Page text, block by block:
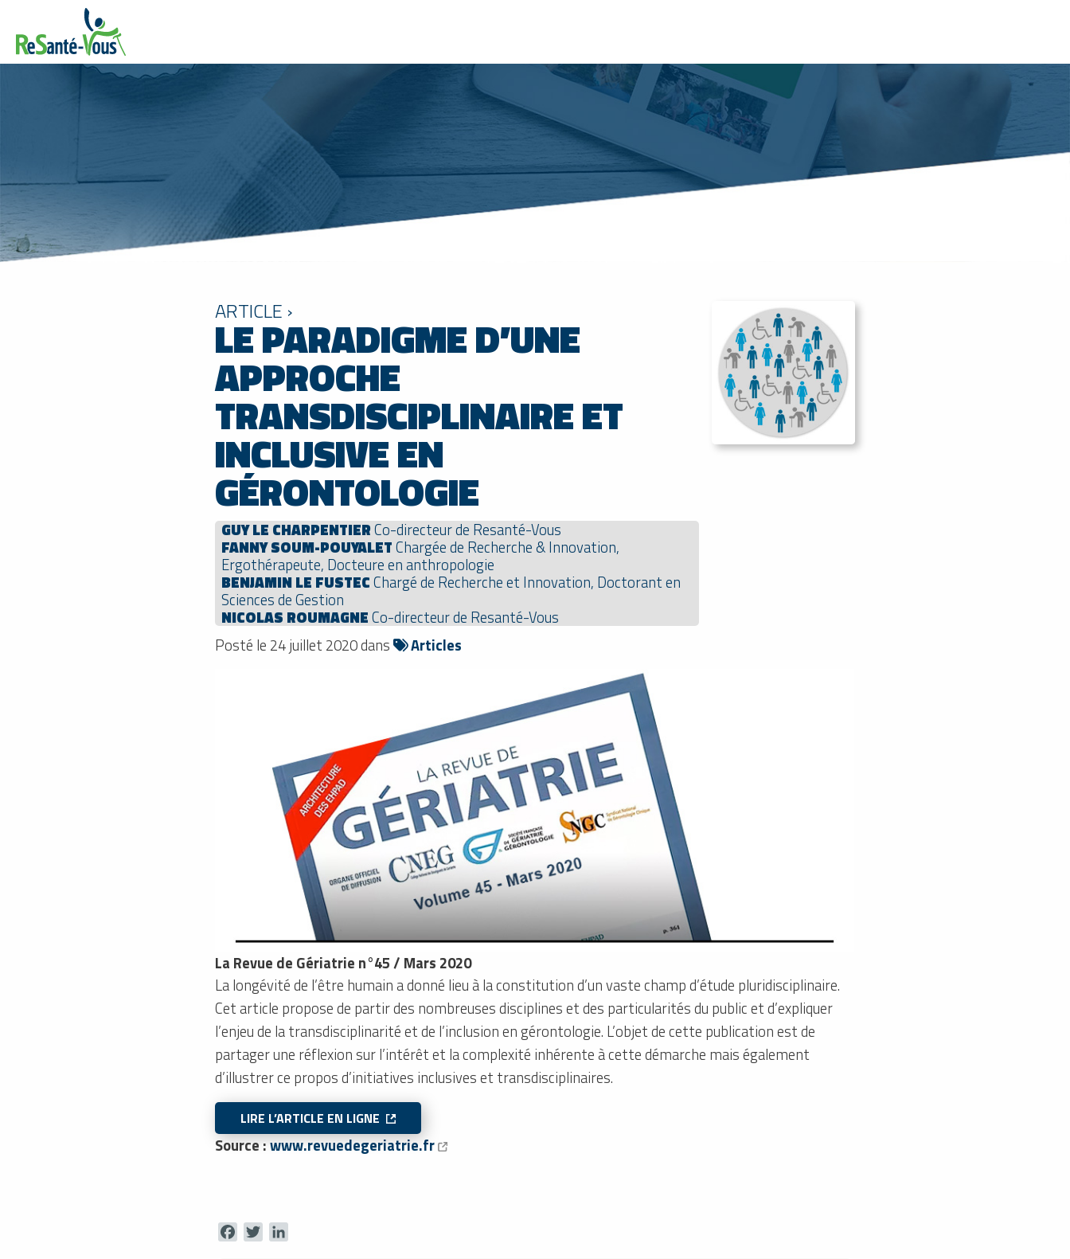
ARTICLE ›
LE PARADIGME D’UNE
APPROCHE
TRANSDISCIPLINAIRE ET
INCLUSIVE EN
GÉRONTOLOGIE
GUY LE CHARPENTIERCo-directeur de Resanté-Vous
FANNY SOUM-POUYALETChargée de Recherche & Innovation,
Ergothérapeute, Docteure en anthropologie
BENJAMIN LE FUSTECChargé de Recherche et Innovation, Doctorant en
Sciences de Gestion
NICOLAS ROUMAGNECo-directeur de Resanté-Vous
Posté le 24 juillet 2020 dans
Articles
La Revue de Gériatrie n°45 / Mars 2020
La longévité de l’être humain a donné lieu à la constitution d’un vaste champ d’étude pluridisciplinaire.
Cet article propose de partir des nombreuses disciplines et des particularités du public et d’expliquer
l’enjeu de la transdisciplinarité et de l’inclusion en gérontologie. L’objet de cette publication est de
partager une réflexion sur l’intérêt et la complexité inhérente à cette démarche mais également
d’illustrer ce propos d’initiatives inclusives et transdisciplinaires.
LIRE L’ARTICLE EN LIGNE
Source :www.revuedegeriatrie.fr
FacebookTwitter